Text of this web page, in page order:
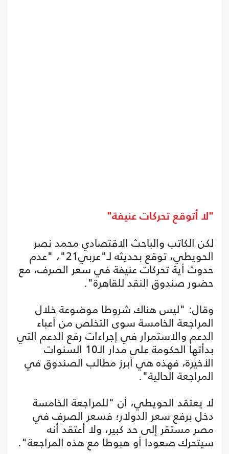
"لا أتوقع تحركات عنيفة"
لكن الكاتب والباحث الاقتصادي محمد نصر
الحويطي، توقع بحديثه لـ"عربي21"، "عدم
حدوث أية تحركات عنيفة في سعر الصرف، مع
حضور صندوق النقد للقاهرة".
وقال: "ليس هناك شروطا موضوعة خلال
المراجعة الخامسة سوى التخلص من أعباء
الدعم والاستمرار في إجراءات رفع الدعم التي
بدأتها الحكومة على مدار الـ10 السنوات
الأخيرة، فهذه هي أبرز مطالب الصندوق في
المراجعة الحالية".
لا يعتقد الحويطي، أن "للمراجعة الخامسة
دخل برفع سعر الدولار؛ فسعر الصرف في
مصر مستقر إلى حد كبير، ولا أعتقد أنه
سيتحرك صعودا أو هبوطا مع هذه المراجعة".